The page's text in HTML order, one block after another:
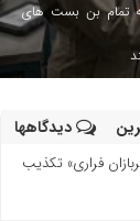
تمام بن بست های
دیدگاهها
فراری» تکذیب